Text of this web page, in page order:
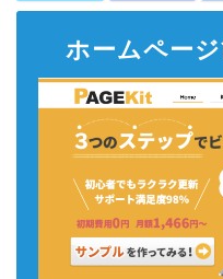
ホームペー